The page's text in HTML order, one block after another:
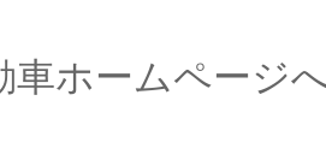
車ホームページ